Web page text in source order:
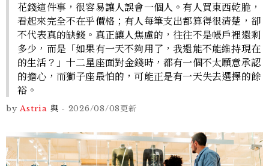
花錢這件事，很容易讓人誤會一個人。有人買東西乾脆，
看起來完全不在乎價格；有人每筆支出都算得很清楚，卻
不代表真的缺錢。真正讓人焦慮的，往往不是帳戶裡還剩
多少，而是「如果有一天不夠用了，我還能不能維持現在
的生活？」十二星座面對金錢時，都有一個不太願意承認
的擔心，而獅子座最怕的，可能正是有一天失去選擇的餘
裕。
by Astria 與 - 2026/08/08更新